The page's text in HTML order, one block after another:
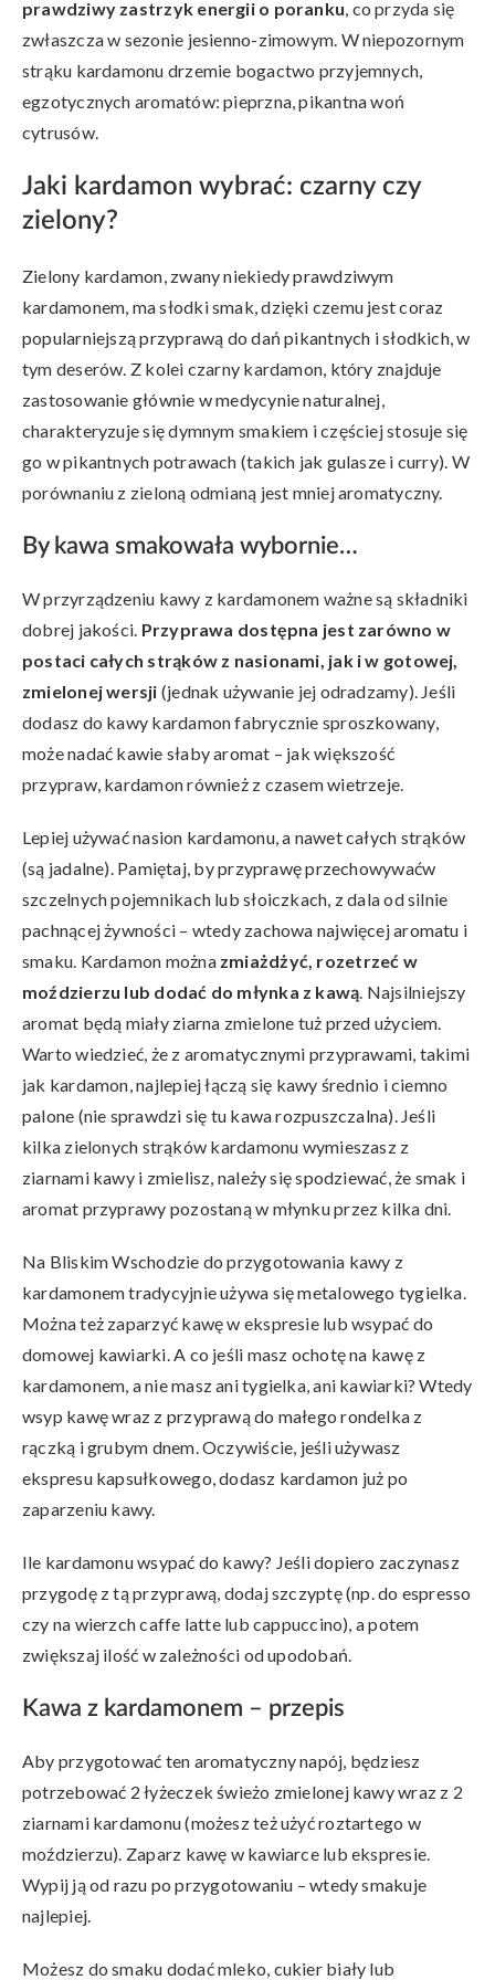
prawdziwy zastrzyk energii o poranku , co przyda się
zwłaszcza w sezonie jesienno-zimowym. W niepozornym
strąku kardamonu drzemie bogactwo przyjemnych,
egzotycznych aromatów: pieprzna, pikantna woń
cytrusów.
Jaki kardamon wybrać: czarny czy
zielony?
Zielony kardamon, zwany niekiedy prawdziwym
kardamonem, ma słodki smak, dzięki czemu jest coraz
popularniejszą przyprawą do dań pikantnych i słodkich, w
tym deserów. Z kolei czarny kardamon, który znajduje
zastosowanie głównie w medycynie naturalnej,
charakteryzuje się dymnym smakiem i częściej stosuje się
go w pikantnych potrawach (takich jak gulasze i curry). W
porównaniu z zieloną odmianą jest mniej aromatyczny.
By kawa smakowała wybornie…
W przyrządzeniu kawy z kardamonem ważne są składniki
dobrej jakości. Przyprawa dostępna jest zarówno w
postaci całych strąków z nasionami, jak i w gotowej,
zmielonej wersji (jednak używanie jej odradzamy). Jeśli
dodasz do kawy kardamon fabrycznie sproszkowany,
może nadać kawie słaby aromat – jak większość
przypraw, kardamon również z czasem wietrzeje.
Lepiej używać nasion kardamonu, a nawet całych strąków
(są jadalne). Pamiętaj, by przyprawę przechowywaćw
szczelnych pojemnikach lub słoiczkach, z dala od silnie
pachnącej żywności – wtedy zachowa najwięcej aromatu i
smaku. Kardamon można zmiażdżyć, rozetrzeć w
moździerzu lub dodać do młynka z kawą . Najsilniejszy
aromat będą miały ziarna zmielone tuż przed użyciem.
Warto wiedzieć, że z aromatycznymi przyprawami, takimi
jak kardamon, najlepiej łączą się kawy średnio i ciemno
palone (nie sprawdzi się tu kawa rozpuszczalna). Jeśli
kilka zielonych strąków kardamonu wymieszasz z
ziarnami kawy i zmielisz, należy się spodziewać, że smak i
aromat przyprawy pozostaną w młynku przez kilka dni.
Na Bliskim Wschodzie do przygotowania kawy z
kardamonem tradycyjnie używa się metalowego tygielka.
Można też zaparzyć kawę w ekspresie lub wsypać do
domowej kawiarki. A co jeśli masz ochotę na kawę z
kardamonem, a nie masz ani tygielka, ani kawiarki? Wtedy
wsyp kawę wraz z przyprawą do małego rondelka z
rączką i grubym dnem. Oczywiście, jeśli używasz
ekspresu kapsułkowego, dodasz kardamon już po
zaparzeniu kawy.
Ile kardamonu wsypać do kawy? Jeśli dopiero zaczynasz
przygodę z tą przyprawą, dodaj szczyptę (np. do espresso
czy na wierzch caffe latte lub cappuccino), a potem
zwiększaj ilość w zależności od upodobań.
Kawa z kardamonem – przepis
Aby przygotować ten aromatyczny napój, będziesz
potrzebować 2 łyżeczek świeżo zmielonej kawy wraz z 2
ziarnami kardamonu (możesz też użyć roztartego w
moździerzu). Zaparz kawę w kawiarce lub ekspresie.
Wypij ją od razu po przygotowaniu – wtedy smakuje
najlepiej.
Możesz do smaku dodać mleko, cukier biały lub